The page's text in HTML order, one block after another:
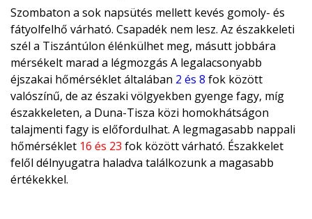
Szombaton a sok napsütés mellett kevés gomoly- és
fátyolfelhő várható. Csapadék nem lesz. Az északkeleti
szél a Tiszántúlon élénkülhet meg, másutt jobbára
mérsékelt marad a légmozgás A legalacsonyabb
éjszakai hőmérséklet általában 2 és 8 fok között
valószínű, de az északi völgyekben gyenge fagy, míg
északkeleten, a Duna-Tisza közi homokhátságon
talajmenti fagy is előfordulhat. A legmagasabb nappali
hőmérséklet 16 és 23 fok között várható. Északkelet
felől délnyugatra haladva találkozunk a magasabb
értékekkel.